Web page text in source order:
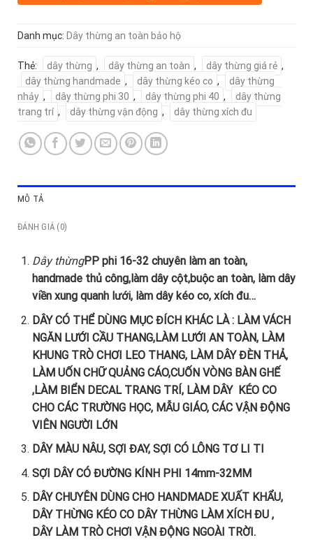
Danh mục: Dây thừng an toàn bảo hộ
Thẻ: dây thừng , dây thừng an toàn , dây thừng giá rẻ ,
dây thừng handmade , dây thừng kéo co ,
dây thừng
nhảy , dây thừng phi 30 , dây thừng phi 40 ,
dây thừng
trang trí , dây thừng vận động , dây thừng xích đu
MÔ TẢ
ĐÁNH GIÁ (0)
Dây thừngPP phi 16-32 chuyên làm an toàn,
handmade thủ công,làm dây cột,buộc an toàn, làm dây
viền xung quanh lưới, làm dây kéo co, xích đu…
DÂY CÓ THỂ DÙNG MỤC ĐÍCH KHÁC LÀ : LÀM VÁCH
NGĂN LƯỚI CẦU THANG,LÀM LƯỚI AN TOÀN, LÀM
KHUNG TRÒ CHƠI LEO THANG, LÀM DÂY ĐÈN THẢ,
LÀM UỐN CHỮ QUẢNG CÁO,CUỐN VÒNG BÀN GHẾ
,LÀM BIỂN DECAL TRANG TRÍ, LÀM DÂY KÉO CO
CHO CÁC TRƯỜNG HỌC, MẪU GIÁO, CÁC VẬN ĐỘNG
VIÊN NGƯỜI LỚN
DÂY MÀU NÂU, SỢI ĐAY, SỢI CÓ LÔNG TƠ LI TI
SỢI DÂY CÓ ĐƯỜNG KÍNH PHI 14mm-32MM
DÂY CHUYÊN DÙNG CHO HANDMADE XUẤT KHẨU,
DÂY THỪNG KÉO CO DÂY THỪNG LÀM XÍCH ĐU ,
DÂY LÀM TRÒ CHƠI VẬN ĐỘNG NGOÀI TRỜI.